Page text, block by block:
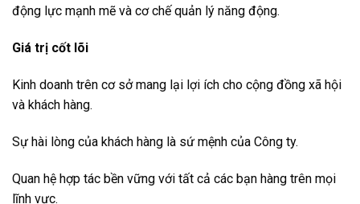
động lực mạnh mẽ và cơ chế quản lý năng động.
Giá trị cốt lõi
Kinh doanh trên cơ sở mang lại lợi ích cho cộng đồng xã hội
và khách hàng.
Sự hài lòng của khách hàng là sứ mệnh của Công ty.
Quan hệ hợp tác bền vững với tất cả các bạn hàng trên mọi
lĩnh vực.